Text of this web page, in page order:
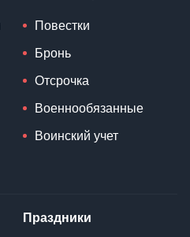
Повестки
Бронь
Отсрочка
Военнообязанные
Воинский учет
Праздники